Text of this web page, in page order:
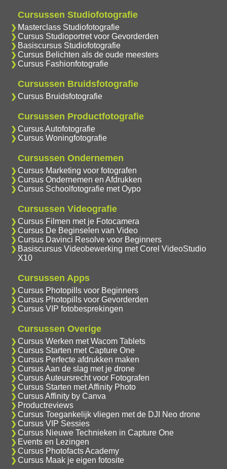
Cursussen Studiofotografie
Masterclass Studiofotografie
Cursus Studioportret voor Gevorderden
Basiscursus Studiofotografie
Cursus Belichten als de oude meesters
Cursus Fashionfotografie
Cursussen Bruidsfotografie
Cursus Bruidsfotografie
Cursussen Productfotografie
Cursus Autofotografie
Cursus Woningfotografie
Cursussen Ondernemen
Cursus Marketing voor fotografen
Cursus Ondernemen en Afdrukken
Cursus Schoolfotografie met Oypo
Cursussen Videografie
Cursus Filmen met je Fotocamera
Cursus De Beginselen van Video
Cursus Davinci Resolve voor Beginners
Basiscursus Videobewerking met Corel VideoStudio
X10
Cursussen Apps
Cursus Photopills voor Beginners
Cursus Photopills voor Gevorderden
Cursus VIP fotobesprekingen
Cursussen Overige
Cursus Werken met Wacom Tablets
Cursus Starten met Capture One
Cursus Perfecte afdrukken maken
Cursus Aan de slag met je drone
Cursus Auteursrecht voor Fotografen
Cursus Starten met Affinity Photo
Cursus Affinity by Canva
Productreviews
Cursus Toegankelijk vliegen met de DJI Neo drone
Cursus VIP Sessies
Cursus Nieuwe Technieken in Capture One
Events en Lezingen
Cursus Photofacts Academy
Cursus Maak je eigen fotosite